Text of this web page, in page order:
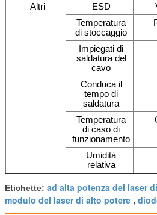
Altri ESD
Temperatura
di stoccaggio
Impiegati di
saldatura del
cavo
Conduca il
tempo di
saldatura
Temperatura
di caso di
funzionamento
Umidità
relativa
Etichette: ad alta potenza del laser
modulo del laser di alto potere ,